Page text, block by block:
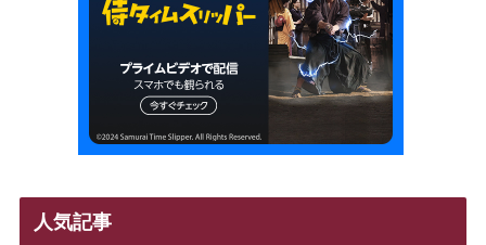
人気記事